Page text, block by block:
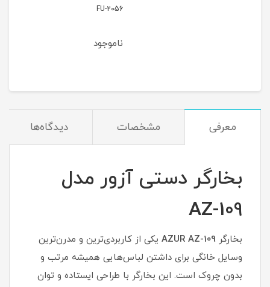
FU-2056
ناموجود
معرفی مشخصات دیدگاه‌ها
بخارگر دستی آزور مدل
AZ-109
بخارگر AZUR AZ-109 یکی از کاربردی‌ترین و مدرن‌ترین
وسایل خانگی برای داشتن لباس‌هایی همیشه مرتب و
بدون چروک است. این بخارگر با طراحی ایستاده و توان